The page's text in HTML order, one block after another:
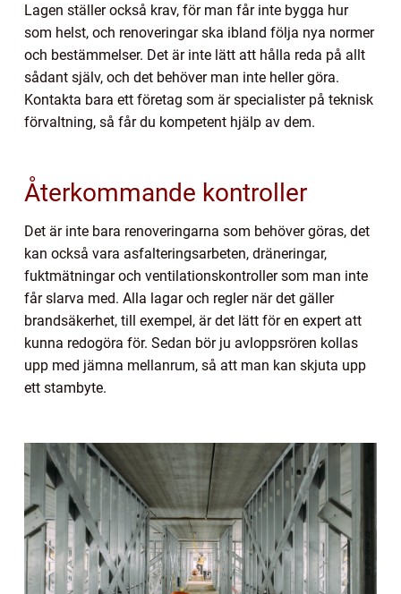
Lagen ställer också krav, för man får inte bygga hur
som helst, och renoveringar ska ibland följa nya normer
och bestämmelser. Det är inte lätt att hålla reda på allt
sådant själv, och det behöver man inte heller göra.
Kontakta bara ett företag som är specialister på teknisk
förvaltning, så får du kompetent hjälp av dem.
Återkommande kontroller
Det är inte bara renoveringarna som behöver göras, det
kan också vara asfalteringsarbeten, dräneringar,
fuktmätningar och ventilationskontroller som man inte
får slarva med. Alla lagar och regler när det gäller
brandsäkerhet, till exempel, är det lätt för en expert att
kunna redogöra för. Sedan bör ju avloppsrören kollas
upp med jämna mellanrum, så att man kan skjuta upp
ett stambyte.